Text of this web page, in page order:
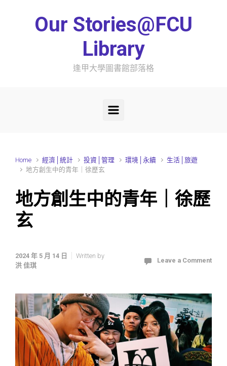
Our Stories@FCU
Library
逢甲大學圖書館部落格
Home 經濟│統計 投資│管理 環境│永續
生活│旅遊
地方創生中的青年｜徐歷玄
地方創生中的青年｜徐歷
玄
2024 年 5 月 14 日
Written by
洪 佳琪
Leave a Comment